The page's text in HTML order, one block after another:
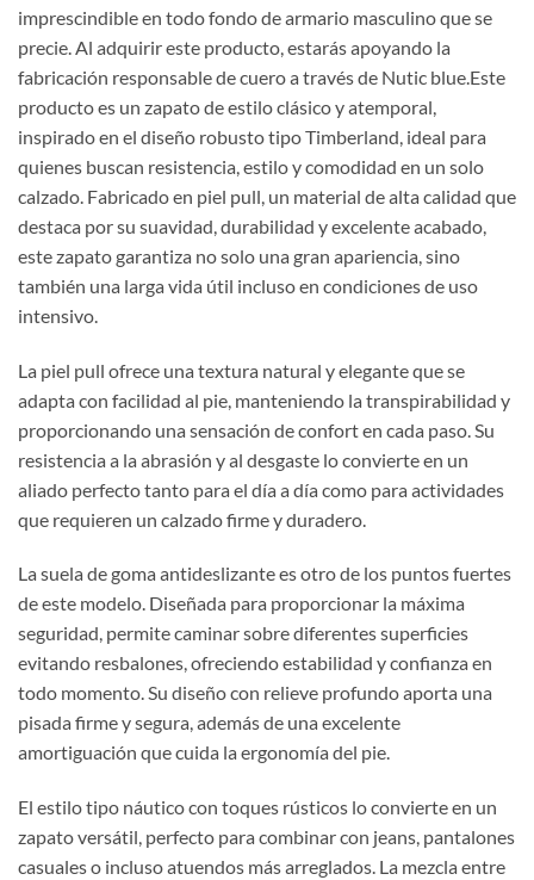
imprescindible en todo fondo de armario masculino que se
precie. Al adquirir este producto, estarás apoyando la
fabricación responsable de cuero a través de Nutic blue.Este
producto es un zapato de estilo clásico y atemporal,
inspirado en el diseño robusto tipo Timberland, ideal para
quienes buscan resistencia, estilo y comodidad en un solo
calzado. Fabricado en piel pull, un material de alta calidad que
destaca por su suavidad, durabilidad y excelente acabado,
este zapato garantiza no solo una gran apariencia, sino
también una larga vida útil incluso en condiciones de uso
intensivo.
La piel pull ofrece una textura natural y elegante que se
adapta con facilidad al pie, manteniendo la transpirabilidad y
proporcionando una sensación de confort en cada paso. Su
resistencia a la abrasión y al desgaste lo convierte en un
aliado perfecto tanto para el día a día como para actividades
que requieren un calzado firme y duradero.
La suela de goma antideslizante es otro de los puntos fuertes
de este modelo. Diseñada para proporcionar la máxima
seguridad, permite caminar sobre diferentes superficies
evitando resbalones, ofreciendo estabilidad y confianza en
todo momento. Su diseño con relieve profundo aporta una
pisada firme y segura, además de una excelente
amortiguación que cuida la ergonomía del pie.
El estilo tipo náutico con toques rústicos lo convierte en un
zapato versátil, perfecto para combinar con jeans, pantalones
casuales o incluso atuendos más arreglados. La mezcla entre